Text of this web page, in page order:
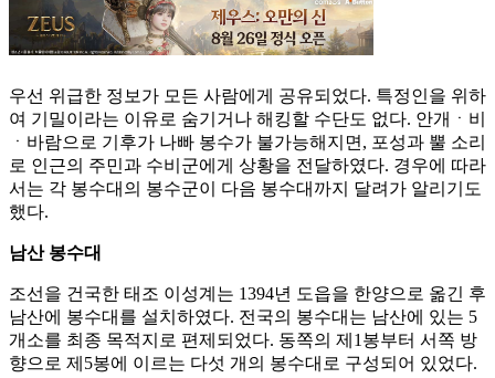
우선 위급한 정보가 모든 사람에게 공유되었다. 특정인을 위하
여 기밀이라는 이유로 숨기거나 해킹할 수단도 없다. 안개ㆍ비
ㆍ바람으로 기후가 나빠 봉수가 불가능해지면, 포성과 뿔 소리
로 인근의 주민과 수비군에게 상황을 전달하였다. 경우에 따라
서는 각 봉수대의 봉수군이 다음 봉수대까지 달려가 알리기도
했다.
남산 봉수대
조선을 건국한 태조 이성계는 1394년 도읍을 한양으로 옮긴 후
남산에 봉수대를 설치하였다. 전국의 봉수대는 남산에 있는 5
개소를 최종 목적지로 편제되었다. 동쪽의 제1봉부터 서쪽 방
향으로 제5봉에 이르는 다섯 개의 봉수대로 구성되어 있었다.